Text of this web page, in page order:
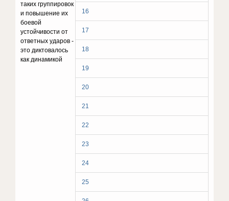
16
17
18
19
20
21
22
23
24
25
таких группировок
и повышение их
боевой
устойчивости от
ответных ударов -
это диктовалось
как динамикой